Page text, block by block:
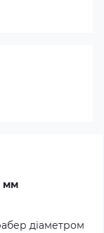
мм
діаметром